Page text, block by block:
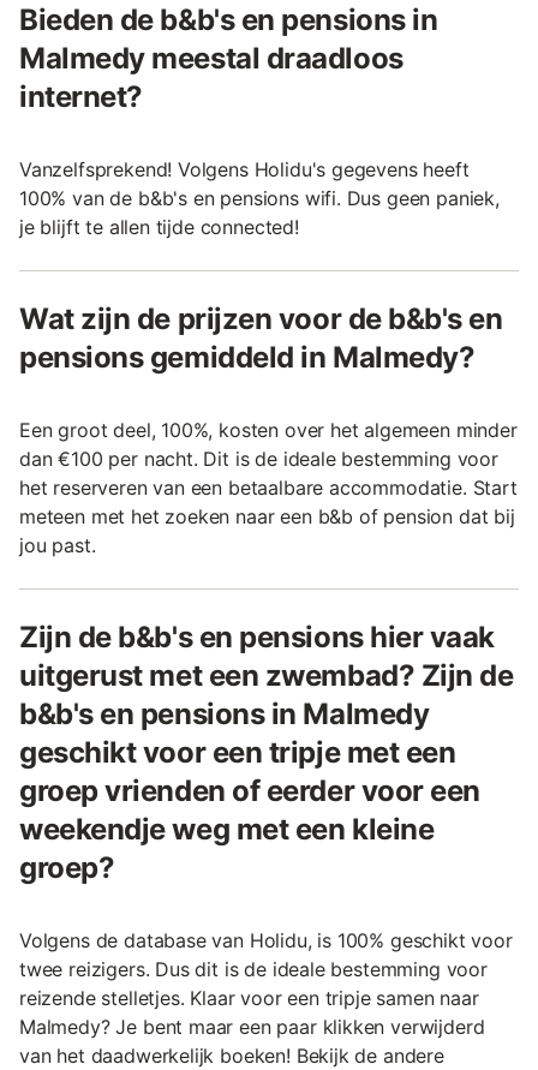
Bieden de b&b's en pensions in
Malmedy meestal draadloos
internet?
Vanzelfsprekend! Volgens Holidu's gegevens heeft
100% van de b&b's en pensions wifi. Dus geen paniek,
je blijft te allen tijde connected!
Wat zijn de prijzen voor de b&b's en
pensions gemiddeld in Malmedy?
Een groot deel, 100%, kosten over het algemeen minder
dan €100 per nacht. Dit is de ideale bestemming voor
het reserveren van een betaalbare accommodatie. Start
meteen met het zoeken naar een b&b of pension dat bij
jou past.
Zijn de b&b's en pensions hier vaak
uitgerust met een zwembad? Zijn de
b&b's en pensions in Malmedy
geschikt voor een tripje met een
groep vrienden of eerder voor een
weekendje weg met een kleine
groep?
Volgens de database van Holidu, is 100% geschikt voor
twee reizigers. Dus dit is de ideale bestemming voor
reizende stelletjes. Klaar voor een tripje samen naar
Malmedy? Je bent maar een paar klikken verwijderd
van het daadwerkelijk boeken! Bekijk de andere